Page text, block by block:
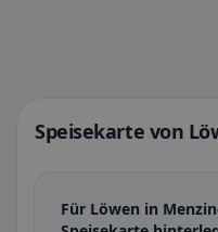
Speisekarte von
Für Löwen in